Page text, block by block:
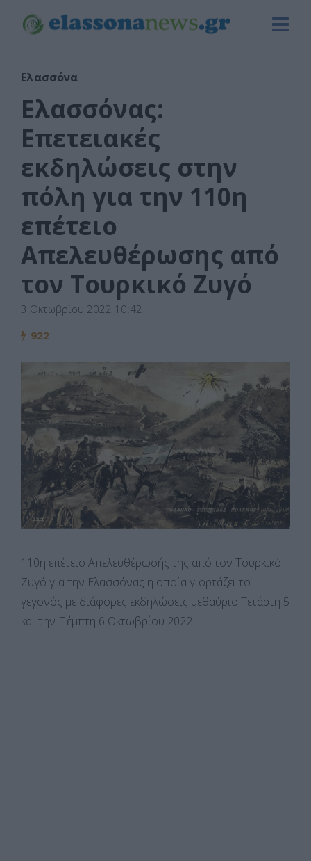
Ελασσόνα
Ελασσόνας:
Επετειακές
εκδηλώσεις στην
πόλη για την 110η
επέτειο
Απελευθέρωσης από
τον Τουρκικό Ζυγό
3 Οκτωβρίου 2022 10:42
922
110η επέτειο Απελευθέρωσής της από τον Τουρκικό
Ζυγό για την Ελασσόνας η οποία γιορτάζει το
γεγονός με διάφορες εκδηλώσεις μεθαύριο Τετάρτη 5
και την Πέμπτη 6 Οκτωβρίου 2022.